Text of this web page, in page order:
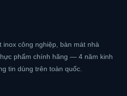
inox công nghiệp, bàn mát nhà
phẩm chính hãng — 4 năm kinh
tin dùng trên toàn quốc.